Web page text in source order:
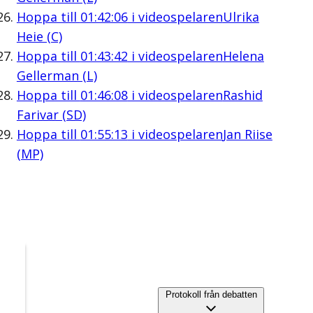
Hoppa till 01:42:06i videospelarenUlrika
Heie (C)
Hoppa till 01:43:42 i videospelarenHelena
Gellerman (L)
Hoppa till 01:46:08i videospelarenRashid
Farivar (SD)
Hoppa till 01:55:13 i videospelarenJan Riise
(MP)
Protokoll från debatten